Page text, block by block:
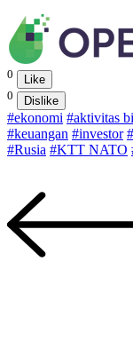
0
Like
0
Dislike
#ekonomi #aktivitas
#keuangan #investor
#Rusia #KTT NATO